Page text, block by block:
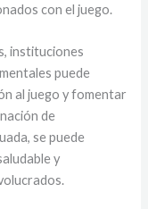
con el juego.
instituciones
puede
al juego y fomentar
de
se puede
y